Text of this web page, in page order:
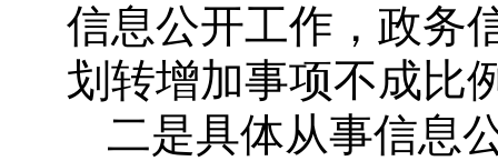
信息公开工作，政务
划转增加事项不成比
二是具体从事信息